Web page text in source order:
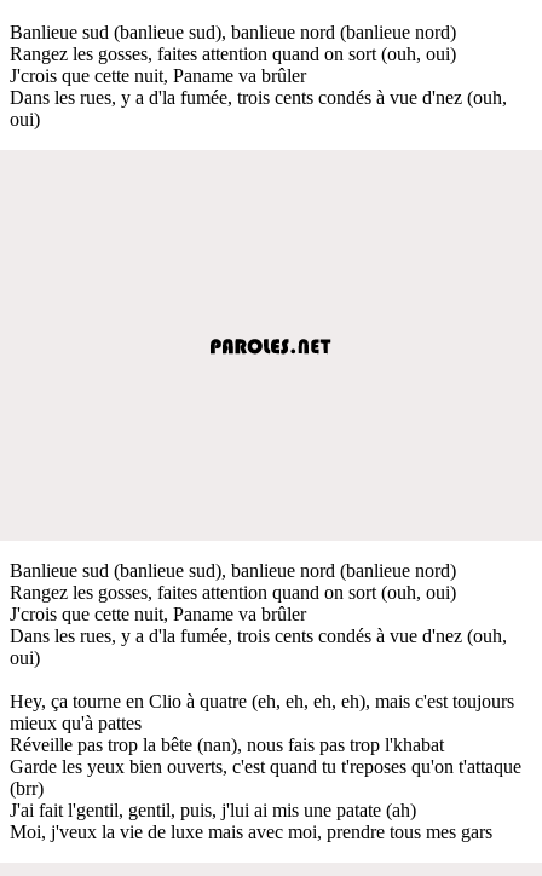
Banlieue sud (banlieue sud), banlieue nord (banlieue nord)
Rangez les gosses, faites attention quand on sort (ouh, oui)
J'crois que cette nuit, Paname va brûler
Dans les rues, y a d'la fumée, trois cents condés à vue d'nez (ouh,
oui)
Banlieue sud (banlieue sud), banlieue nord (banlieue nord)
Rangez les gosses, faites attention quand on sort (ouh, oui)
J'crois que cette nuit, Paname va brûler
Dans les rues, y a d'la fumée, trois cents condés à vue d'nez (ouh,
oui)
Hey, ça tourne en Clio à quatre (eh, eh, eh, eh), mais c'est toujours
mieux qu'à pattes
Réveille pas trop la bête (nan), nous fais pas trop l'khabat
Garde les yeux bien ouverts, c'est quand tu t'reposes qu'on t'attaque
(brr)
J'ai fait l'gentil, gentil, puis, j'lui ai mis une patate (ah)
Moi, j'veux la vie de luxe mais avec moi, prendre tous mes gars